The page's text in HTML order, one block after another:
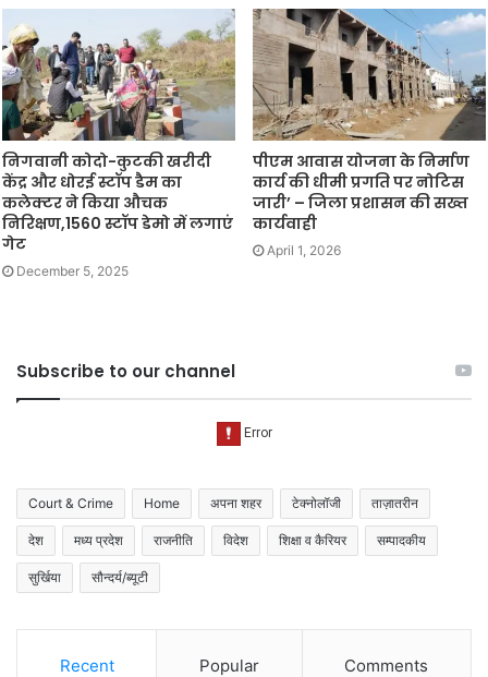
निगवानी कोदो-कुटकी खरीदी
केंद्र और धोरई स्टॉप डैम का
कलेक्टर ने किया औचक
निरिक्षण,1560 स्टॉप डेमो में लगाएं
गेट
December 5, 2025
पीएम आवास योजना के निर्माण
कार्य की धीमी प्रगति पर नोटिस
जारी’ – जिला प्रशासन की सख्त
कार्यवाही
April 1, 2026
Subscribe to our channel
Court & Crime Home अपना शहर टेक्नोलॉजी ताज़ातरीन
देश मध्य प्रदेश राजनीति विदेश शिक्षा व कैरियर सम्पादकीय
सुर्खिया सौन्दर्य/ब्यूटी
Recent Popular Comments